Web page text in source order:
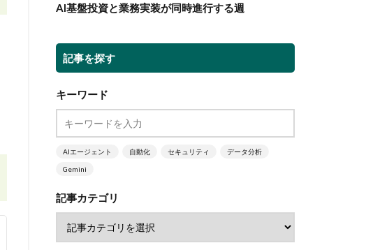
AI基盤投資と業務実装が同時進行する週
記事を探す
キーワード
AIエージェント 自動化 セキュリティ データ分析
Gemini
記事カテゴリ